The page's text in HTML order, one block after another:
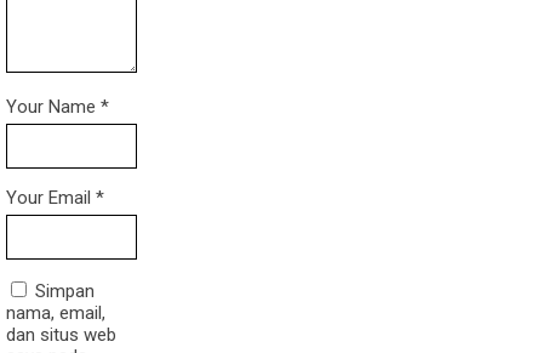
Your Name *
Your Email *
Simpan
nama, email,
dan situs web